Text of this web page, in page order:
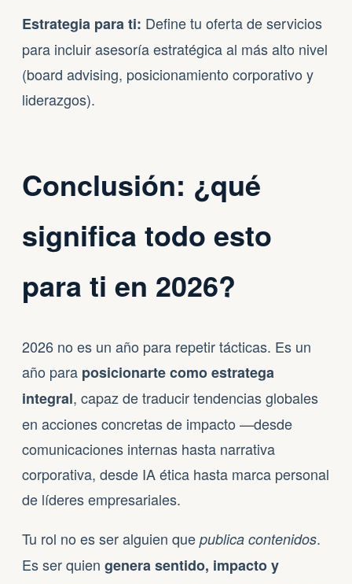
Estrategia para ti: Define tu oferta de servicios
para incluir asesoría estratégica al más alto nivel
(board advising, posicionamiento corporativo y
liderazgos).
Conclusión: ¿qué
significa todo esto
para ti en 2026?
2026 no es un año para repetir tácticas. Es un
año para posicionarte como estratega
integral, capaz de traducir tendencias globales
en acciones concretas de impacto —desde
comunicaciones internas hasta narrativa
corporativa, desde IA ética hasta marca personal
de líderes empresariales.
Tu rol no es ser alguien que publica contenidos.
Es ser quien genera sentido, impacto y